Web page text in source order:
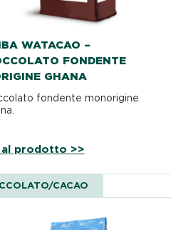
WATACAO –
FONDENTE
GHANA
fondente monorigine
al prodotto >>
CACAO